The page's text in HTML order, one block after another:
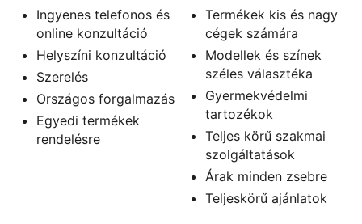
Ingyenes telefonos és
online konzultáció
Helyszíni konzultáció
Szerelés
Országos forgalmazás
Egyedi termékek
rendelésre
Termékek kis és nagy
cégek számára
Modellek és színek
széles választéka
Gyermekvédelmi
tartozékok
Teljes körű szakmai
szolgáltatások
Árak minden zsebre
Teljeskörű ajánlatok